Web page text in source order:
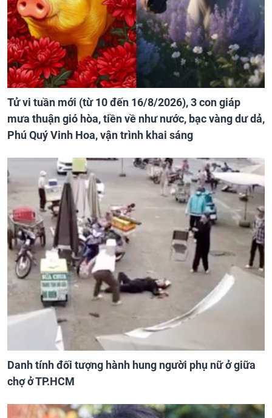
Tử vi tuần mới (từ 10 đến 16/8/2026), 3 con giáp
mưa thuận gió hòa, tiền về như nước, bạc vàng dư dả,
Phú Quý Vinh Hoa, vận trình khai sáng
Danh tính đối tượng hành hung người phụ nữ ở giữa
chợ ở TP.HCM